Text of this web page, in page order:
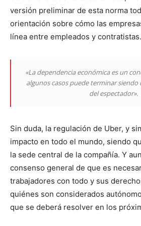
versión preliminar de esta norma
orientación sobre cómo las
línea entre empleados y contratistas.
«La dependencia económica es un
algunos casos puede terminar
del espectador».
Sin duda, la regulación de Uber, y
impacto en todo el mundo, siendo
la sede central de la compañía. Y
consenso general de que es
trabajadores con todo y sus
quiénes son considerados
que se deberá resolver en los